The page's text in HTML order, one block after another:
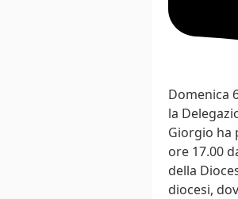
Domenica
la
Giorgio ha
ore 17.00
della
diocesi,